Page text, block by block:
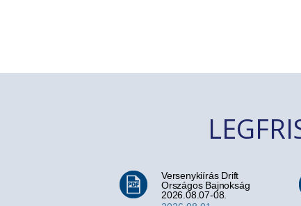
Versenykiírás Drift
Országos Bajnokság
2026.08.07-08.